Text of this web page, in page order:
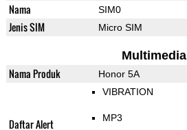
Nama SIM0
Jenis SIM Micro SIM
Multimedia
Nama Produk Honor 5A
Daftar Alert
VIBRATION
MP3